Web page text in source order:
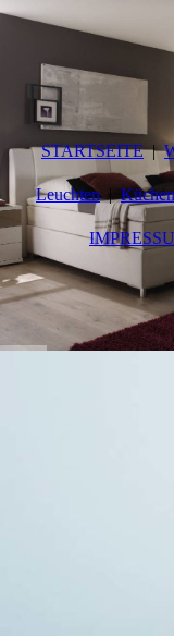
STARTSEITE
Leuchten Küchen